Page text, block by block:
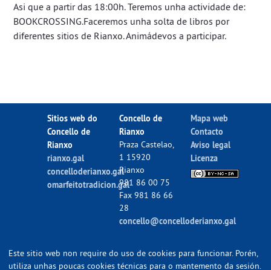
Asi que a partir das 18:00h. Teremos unha actividade de:
BOOKCROSSING.Faceremos unha solta de libros por
diferentes sitios de Rianxo. Animádevos a participar.
Sitios web do
Concello de
Rianxo
rianxo.gal
concelloderianxo.gal
omarfeitotradicion.gal
Concello de
Rianxo
Praza Castelao,
1 15920
Rianxo
981 86 00 75
Fax 981 86 66
28
concello@concelloderianxo.gal
Mapa web
Contacto
Aviso legal
Licenza
Este sitio web non require do uso de cookies para funcionar. Porén,
utiliza unhas poucas cookies técnicas para o mantemento da sesión.